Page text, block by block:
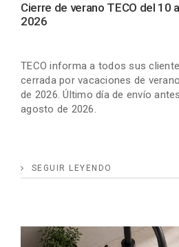
Cierre de verano TECO del 10
2026
TECO informa a todos sus
cerrada por vacaciones de
de 2026. Último día de envío
agosto de 2026.
SEGUIR LEYENDO